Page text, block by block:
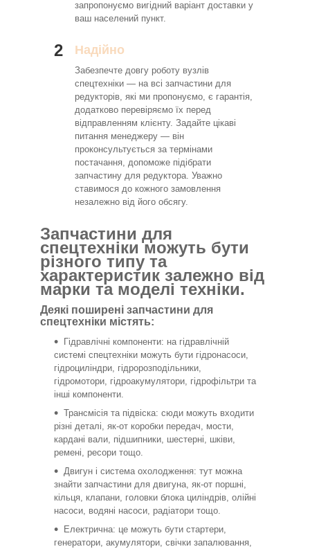
запропонуємо вигідний варіант доставки у
ваш населений пункт.
2 Надійно
Забезпечте довгу роботу вузлів
спецтехніки — на всі запчастини для
редукторів, які ми пропонуємо, є гарантія,
додатково перевіряємо їх перед
відправленням клієнту. Задайте цікаві
питання менеджеру — він
проконсультується за термінами
постачання, допоможе підібрати
запчастину для редуктора. Уважно
ставимося до кожного замовлення
незалежно від його обсягу.
Запчастини для
спецтехніки можуть бути
різного типу та
характеристик залежно від
марки та моделі техніки.
Деякі поширені запчастини для
спецтехніки містять:
Гідравлічні компоненти: на гідравлічній
системі спецтехніки можуть бути гідронасоси,
гідроциліндри, гідророзподільники,
гідромотори, гідроакумулятори, гідрофільтри та
інші компоненти.
Трансмісія та підвіска: сюди можуть входити
різні деталі, як-от коробки передач, мости,
кардані вали, підшипники, шестерні, шківи,
ремені, ресори тощо.
Двигун і система охолодження: тут можна
знайти запчастини для двигуна, як-от поршні,
кільця, клапани, головки блока циліндрів, олійні
насоси, водяні насоси, радіатори тощо.
Електрична: це можуть бути стартери,
генератори, акумулятори, свічки запалювання,